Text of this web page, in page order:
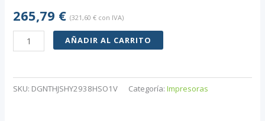
265,79 € (321,60€ con IVA)
VEVOR
Color
Prensa
AÑADIR AL CARRITO
SKU: DGNTHJSHY2938HSO1V Categoría:Impresoras